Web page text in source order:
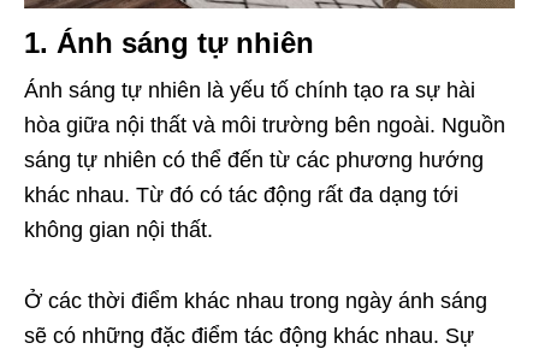
1. Ánh sáng tự nhiên
Ánh sáng tự nhiên là yếu tố chính tạo ra sự hài
hòa giữa nội thất và môi trường bên ngoài. Nguồn
sáng tự nhiên có thể đến từ các phương hướng
khác nhau. Từ đó có tác động rất đa dạng tới
không gian nội thất.
Ở các thời điểm khác nhau trong ngày ánh sáng
sẽ có những đặc điểm tác động khác nhau. Sự